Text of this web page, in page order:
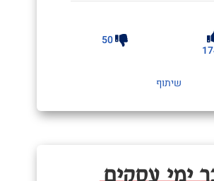
50
שיתוף
יְמֵי עֲסָקִים